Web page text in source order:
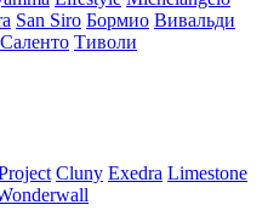
San Siro Бормио Вивальди
Саленто Тиволи
Cluny Exedra Limestone